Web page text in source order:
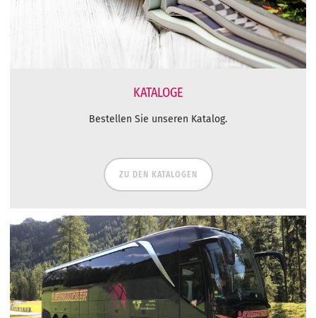
KATALOGE
Bestellen Sie unseren Katalog.
ZU DEN KATALOGEN